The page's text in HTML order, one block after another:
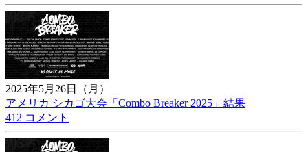
2025年5月26日（月）
アメリカ シカゴ大会「Combo Breaker 2025」結果
412 コメント